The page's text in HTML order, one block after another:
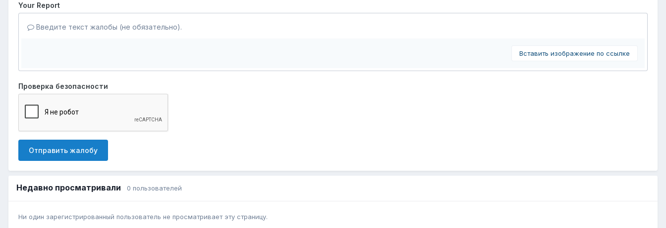
Your Report
Введите текст жалобы (не обязательно).
Вставить изображение по ссылке
Проверка безопасности
Отправить жалобу
Недавно просматривали 0 пользователей
Ни один зарегистрированный пользователь не просматривает эту страницу.